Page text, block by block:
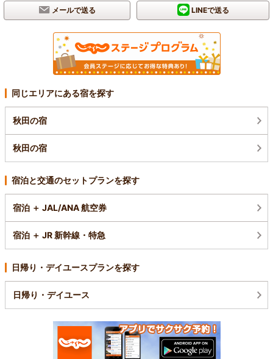
メールで送る LINEで送る
同じエリアにある宿を探す
秋田の宿
秋田の宿
宿泊と交通のセットプランを探す
宿泊 ＋ JAL/ANA 航空券
宿泊 ＋ JR 新幹線・特急
日帰り・デイユースプランを探す
日帰り・デイユース